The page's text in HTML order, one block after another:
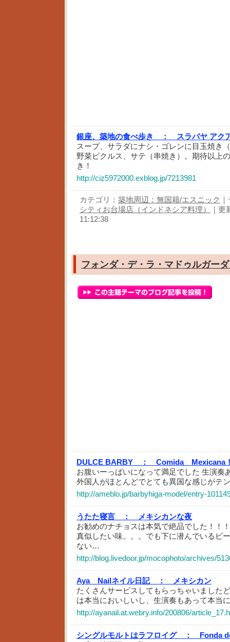
銀座、築地の食べ歩き ：
スラバヤ アク
スープ、サラダにナシ・ゴレンに目玉焼き
野菜ピクルス、サテ（串焼き）。期待以上
き！
http://ciz5972000.exblog.jp/7213981
カテゴリ： 築地周辺：無国籍/エスニック
シティお台場店（インドネシア料理）
｜
11:12:38
フォンダ・デ・ラ・マドゥルガー
DULCE BARBY ：
Comida Mexicana
お腹いーっぱいになって満足でした 生演奏
外国人がほとんどでとても異国な感じがテ
http://ameblo.jp/barbyhiga-model/entry-
うたた寝言 ：
メキシカンな夜
お勧めのナチョスは本気で絶品でした！！
真似したい味。。。でも下に潜んでいるビ
ない…
http://blog.livedoor.jp/mocophoto/archives/
Aya Nailネイル日記 ：
メキシカン
たくさんサービスしてもらっちゃいました
は本当においしいし、生演奏もあって本当
http://ayanail.at.webry.info/200806/
シングルモルトはラフロイグ ：
Fonda